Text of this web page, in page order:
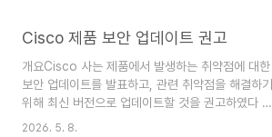
가 실행됨에 따라 악성 D..
(4월 1일 ~ 4월 30일) 한 달간 등장한 악성코드를
스쿼팅을 이용해 유포한 AtlasCross RAT이 등장
했다. 또한, Claude Code 유출 이슈를 악용해 깃
허브에서 유포되는 Vidal Stealer와 앱스토어 및
플레이 스토어에서 발견된 새로운 버전의
Cisco 제품 보안 업데이트 권고
개요Cisco 사는 제품에서 발생하는 취약점에 대한
보안 업데이트를 발표하고, 관련 취약점을 해결하기
위해 최신 버전으로 업데이트할 것을 권고하였다 취
약점 정보 Cisco Unity Connection 원격 코드
2026. 5. 8.